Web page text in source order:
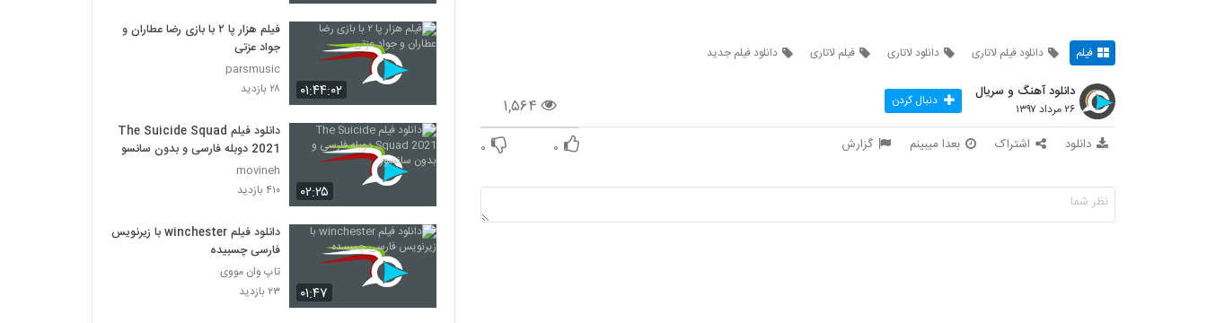
فیلم دانلود فیلم لاتاری دانلود لاتاری فیلم لاتاری دانلود فیلم جدید
۱,۵۶۴
دانلود آهنگ و سریال
۲۶ مرداد ۱۳۹۷ دنبال کردن
دانلود اشتراک بعدا میبینم گزارش ۰ ۰
۰۱:۴۴:۰۲
فیلم هزار پا ۲ با بازی رضا عطاران و
جواد عزتی
parsmusic
۲۸ بازدید
۰۲:۲۵
دانلود فیلم The Suicide Squad
2021 دوبله فارسی و بدون سانسور
movineh
۴۱۰ بازدید
۰۱:۴۷
دانلود فیلم winchester با زیرنویس
فارسی چسبیده
تاپ وان مووی
۲۳ بازدید